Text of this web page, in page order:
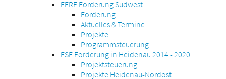
EFRE Förderung Südwest
Förderung
Aktuelles & Termine
Projekte
Programmsteuerung
ESF Förderung in Heidenau 2014 - 2020
Projektsteuerung
Projekte Heidenau-Nordost